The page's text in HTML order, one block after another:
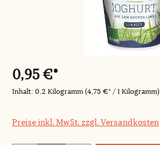
0,95 €*
Inhalt: 0.2 Kilogramm (4,75 €* / 1 Kilogramm)
Preise inkl. MwSt. zzgl. Versandkosten